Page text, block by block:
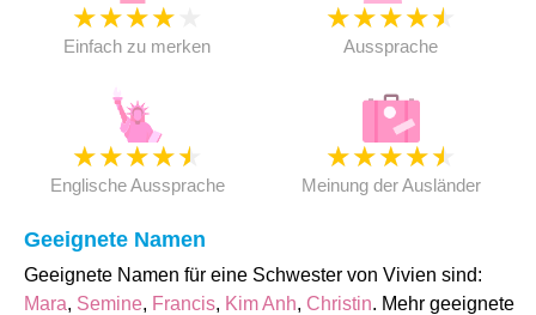
★★★★
Einfach zu merken
★★★★★
Aussprache
★★★★★
Englische Aussprache
★★★★★
Meinung der Ausländer
Geeignete Namen
Geeignete Namen für eine Schwester von Vivien sind:
Mara, Semine, Francis, Kim Anh, Christin. Mehr geeignete